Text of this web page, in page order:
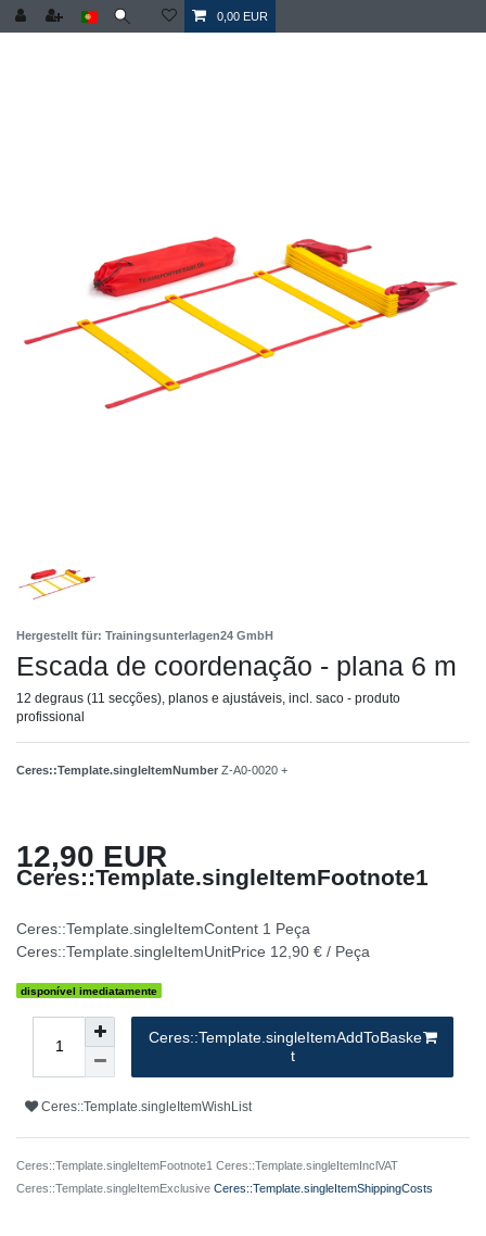
0,00 EUR
Hergestellt für: Trainingsunterlagen24 GmbH
Escada de coordenação - plana 6 m
12 degraus (11 secções), planos e ajustáveis, incl. saco - produto
profissional
Ceres::Template.singleItemNumber Z-A0-0020 +
12,90 EUR
Ceres::Template.singleItemFootnote1
Ceres::Template.singleItemContent 1 Peça
Ceres::Template.singleItemUnitPrice 12,90 € / Peça
disponível imediatamente
Ceres::Template.singleItemAddToBaske
t
Ceres::Template.singleItemWishList
Ceres::Template.singleItemFootnote1 Ceres::Template.singleItemInclVAT
Ceres::Template.singleItemExclusive Ceres::Template.singleItemShippingCosts